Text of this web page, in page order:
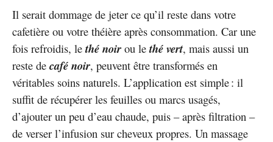
Il serait dommage de jeter ce qu’il reste dans votre
cafetière ou votre théière après consommation. Car une
fois refroidis, lethé noir ou lethé vert, mais aussi un
reste de café noir, peuvent être transformés en
véritables soins naturels. L’application est simple : il
suffit de récupérer les feuilles ou marcs usagés,
d’ajouter un peu d’eau chaude, puis – après filtration –
de verser l’infusion sur cheveux propres. Un massage